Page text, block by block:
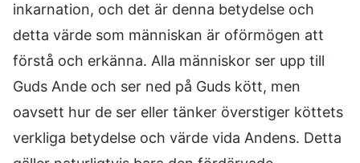
inkarnation, och det är denna betydelse och
detta värde som människan är oförmögen att
förstå och erkänna. Alla människor ser upp till
Guds Ande och ser ned på Guds kött, men
oavsett hur de ser eller tänker överstiger köttets
verkliga betydelse och värde vida Andens. Detta